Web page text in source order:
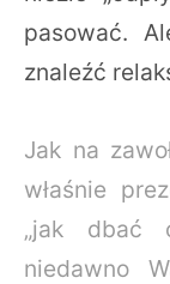
pasować.
znaleźć
Jak na
właśnie
„jak dbać
niedawno